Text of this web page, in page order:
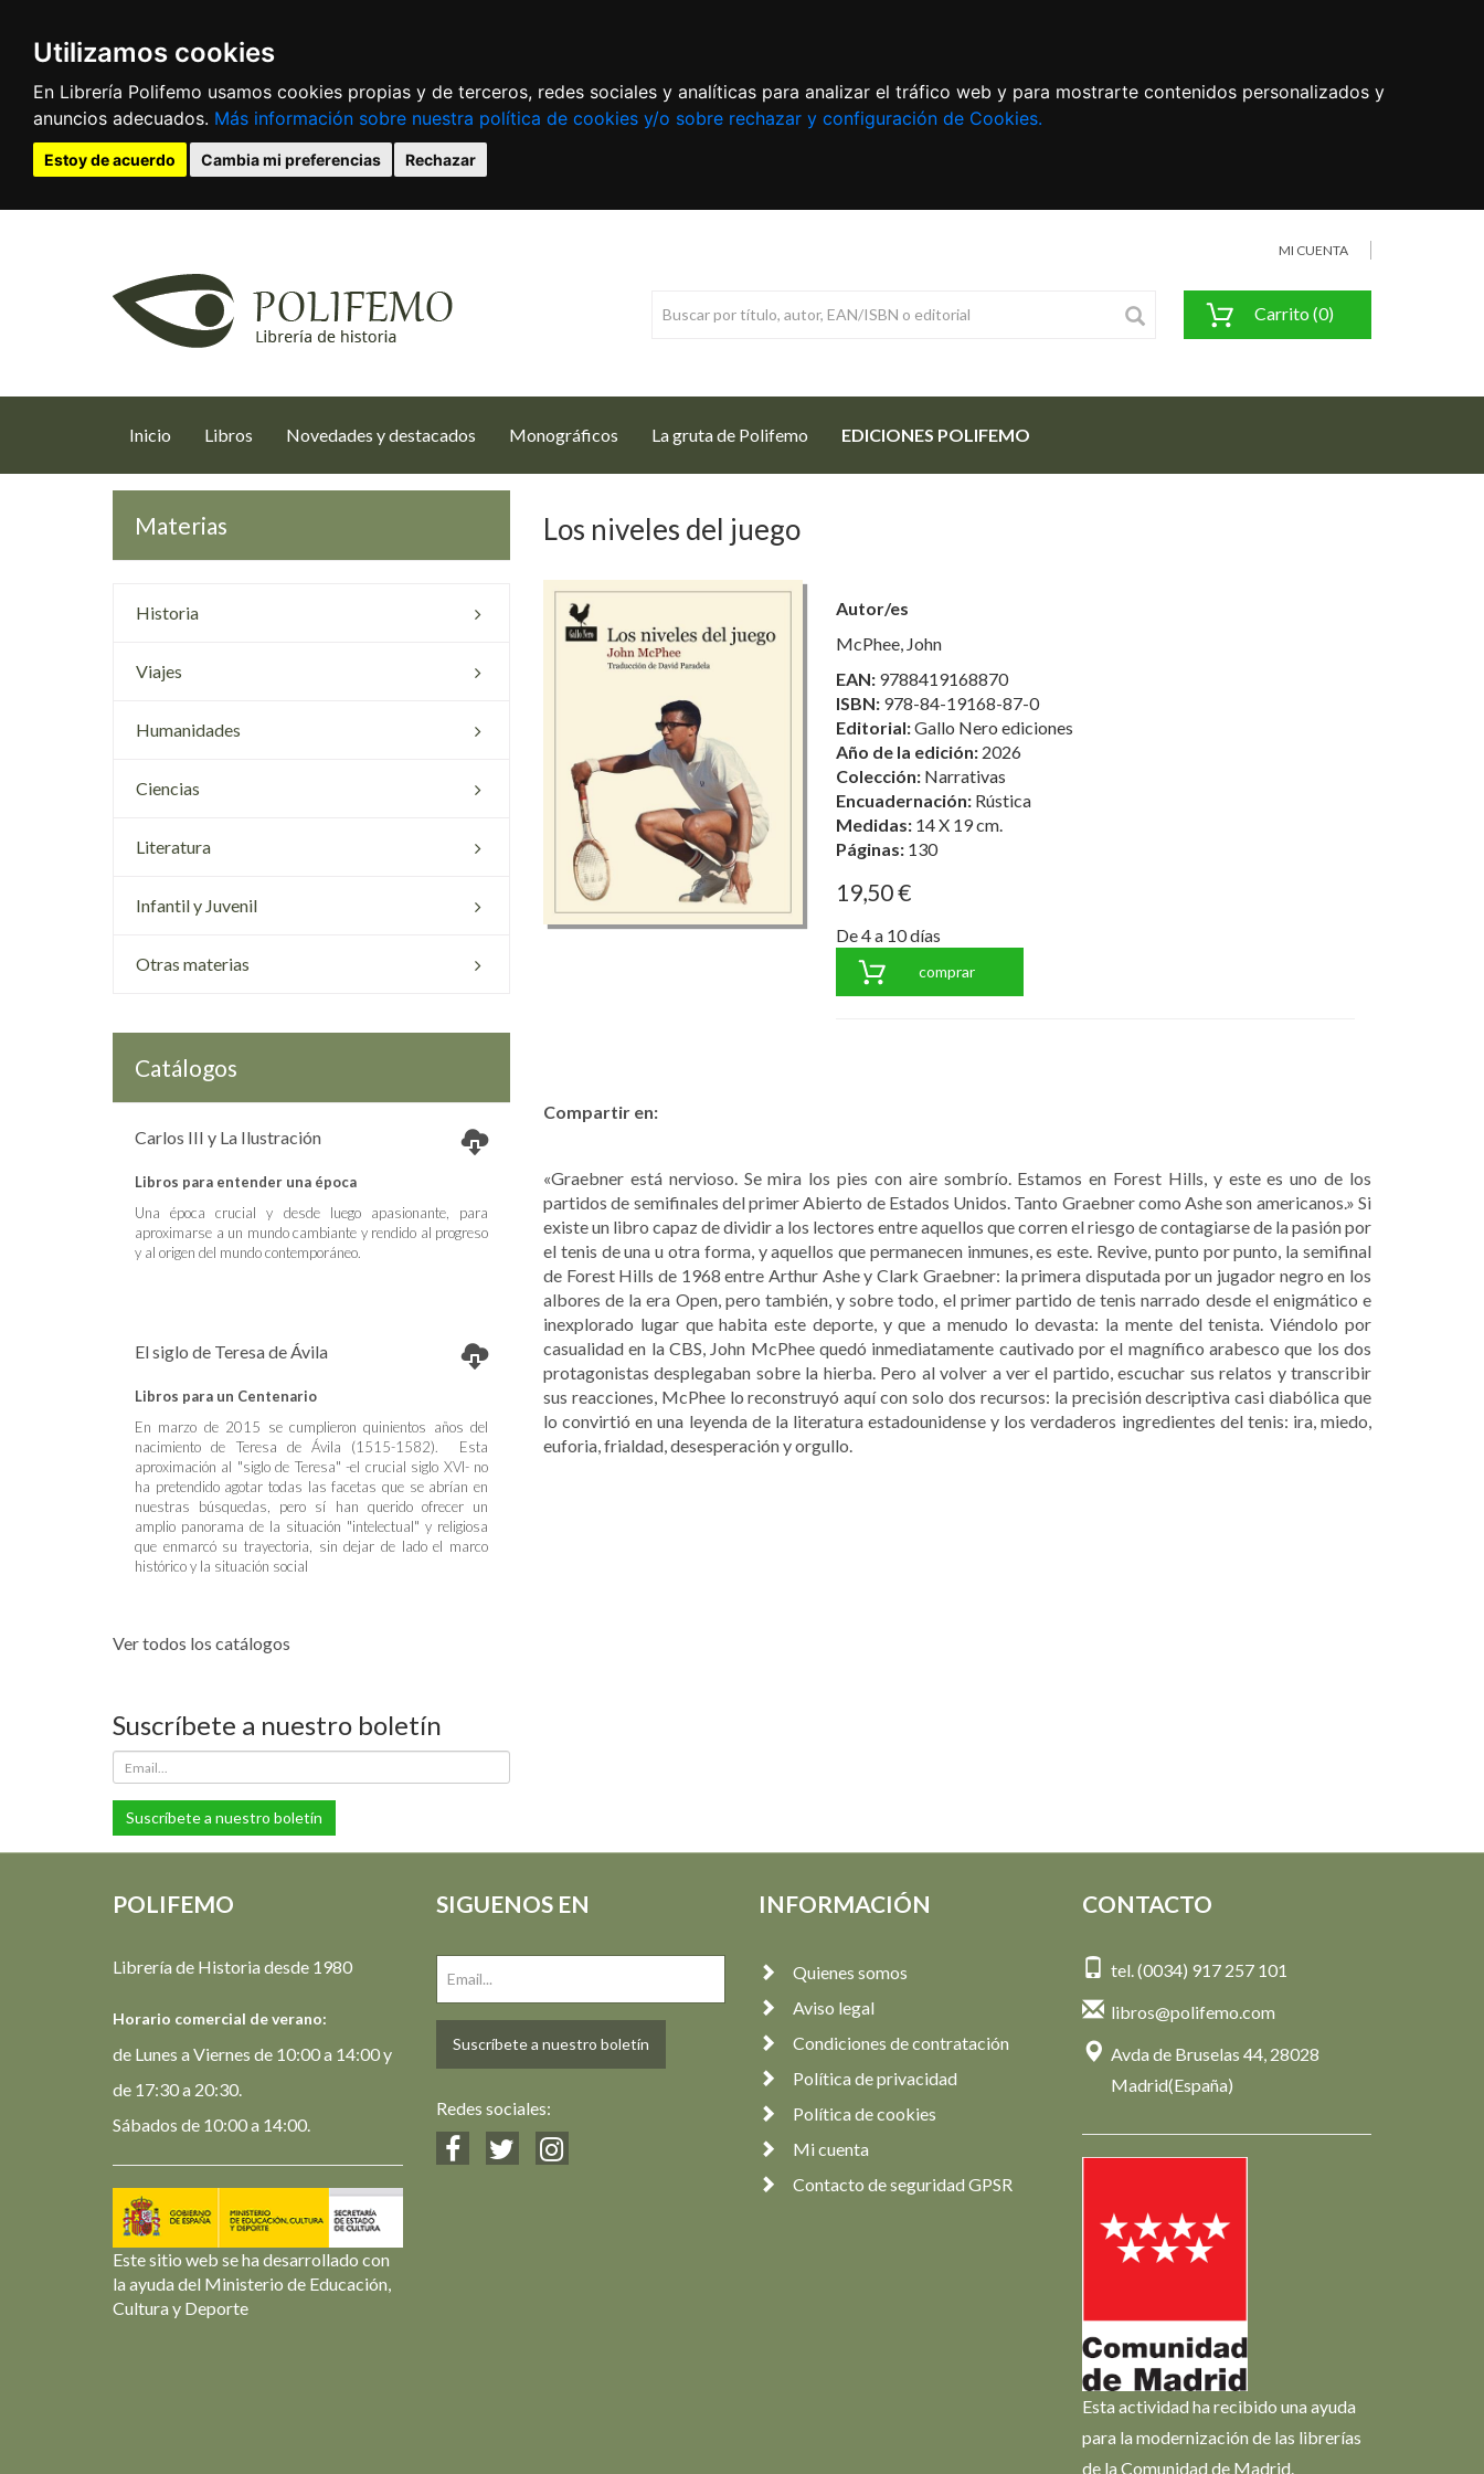
Utilizamos cookies
En Librería Polifemo usamos cookies propias y de terceros, redes sociales y analíticas para analizar el tráfico web y para mostrarte contenidos personalizados y
anuncios adecuados. Más información sobre nuestra política de cookies y/o sobre rechazar y configuración de Cookies.
Estoy de acuerdo Cambia mi preferencias Rechazar
MI CUENTA
Carrito (0)
Inicio (current)
Libros Novedades y destacados Monográficos La gruta de Polifemo EDICIONES POLIFEMO
Materias
Historia
Viajes
Humanidades
Ciencias
Literatura
Infantil y Juvenil
Otras materias
Catálogos
Carlos III y La Ilustración
Libros para entender una época
Una época crucial y desde luego apasionante, para
aproximarse a un mundo cambiante y rendido al progreso
y al origen del mundo contemporáneo.
El siglo de Teresa de Ávila
Libros para un Centenario
En marzo de 2015 se cumplieron quinientos años del
nacimiento de Teresa de Ávila (1515-1582). Esta
aproximación al "siglo de Teresa" -el crucial siglo XVI- no
ha pretendido agotar todas las facetas que se abrían en
nuestras búsquedas, pero sí han querido ofrecer un
amplio panorama de la situación "intelectual" y religiosa
que enmarcó su trayectoria, sin dejar de lado el marco
histórico y la situación social
Ver todos los catálogos
Suscríbete a nuestro boletín
Suscríbete a nuestro boletín
Los niveles del juego
Autor/es
McPhee, John
EAN: 9788419168870
ISBN: 978-84-19168-87-0
Editorial:Gallo Nero ediciones
Año de la edición: 2026
Colección: Narrativas
Encuadernación: Rústica
Medidas: 14 X 19 cm.
Páginas: 130
19,50 €
De 4 a 10 días
comprar
Compartir en:
«Graebner está nervioso. Se mira los pies con aire sombrío. Estamos en Forest Hills, y este es uno de los
partidos de semifinales del primer Abierto de Estados Unidos. Tanto Graebner como Ashe son americanos.» Si
existe un libro capaz de dividir a los lectores entre aquellos que corren el riesgo de contagiarse de la pasión por
el tenis de una u otra forma, y aquellos que permanecen inmunes, es este. Revive, punto por punto, la semifinal
de Forest Hills de 1968 entre Arthur Ashe y Clark Graebner: la primera disputada por un jugador negro en los
albores de la era Open, pero también, y sobre todo, el primer partido de tenis narrado desde el enigmático e
inexplorado lugar que habita este deporte, y que a menudo lo devasta: la mente del tenista. Viéndolo por
casualidad en la CBS, John McPhee quedó inmediatamente cautivado por el magnífico arabesco que los dos
protagonistas desplegaban sobre la hierba. Pero al volver a ver el partido, escuchar sus relatos y transcribir
sus reacciones, McPhee lo reconstruyó aquí con solo dos recursos: la precisión descriptiva casi diabólica que
lo convirtió en una leyenda de la literatura estadounidense y los verdaderos ingredientes del tenis: ira, miedo,
euforia, frialdad, desesperación y orgullo.
POLIFEMO
Librería de Historia desde 1980
Horario comercial de verano:
de Lunes a Viernes de 10:00 a 14:00 y
de 17:30 a 20:30.
Sábados de 10:00 a 14:00.
Este sitio web se ha desarrollado con
la ayuda del Ministerio de Educación,
Cultura y Deporte
SIGUENOS EN
Suscríbete a nuestro boletín
Redes sociales:
INFORMACIÓN
Quienes somos
Aviso legal
Condiciones de contratación
Política de privacidad
Política de cookies
Mi cuenta
Contacto de seguridad GPSR
CONTACTO
tel. (0034) 917 257 101
libros@polifemo.com
Avda de Bruselas 44, 28028
Madrid(España)
Esta actividad ha recibido una ayuda
para la modernización de las librerías
de la Comunidad de Madrid.